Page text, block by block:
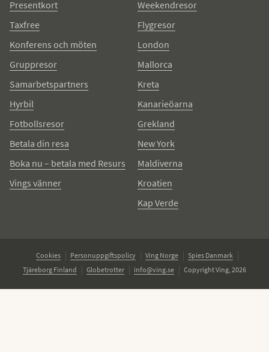
Presentkort
Taxfree
Konferens och möten
Gruppresor
Samarbetspartners
Hyrbil
Fotbollsresor
Betala din resa
Boka nu – betala med Resurs
Vings vänner
Weekendresor
Flygresor
London
Mallorca
Kreta
Kanarieöarna
Grekland
New York
Maldiverna
Kroatien
Kap Verde
Cookies Personuppgiftspolicy Ving Norge
Spies Danmark
Tjäreborg Finland
Globetrotter info@ving.se Copyright Ving, 2026